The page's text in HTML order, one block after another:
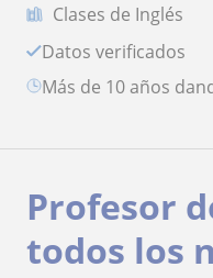
Clases de Inglés
Datos verificados
más de 10 años
Profesor
todos los